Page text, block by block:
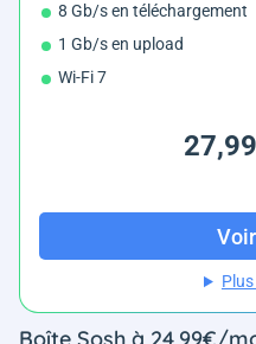
8 Gb/s en téléchargement
1 Gb/s en upload
Wi-Fi 7